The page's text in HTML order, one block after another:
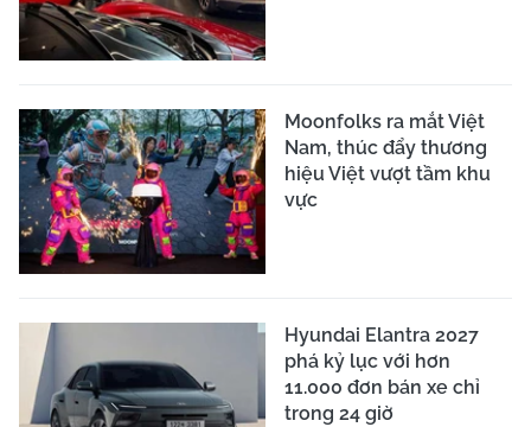
Moonfolks ra mắt Việt
Nam, thúc đẩy thương
hiệu Việt vượt tầm khu
vực
Hyundai Elantra 2027
phá kỷ lục với hơn
11.000 đơn bán xe chỉ
trong 24 giờ